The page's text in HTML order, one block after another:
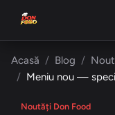
Acasă Blog
Meniu nou —
Noutăți Don Food